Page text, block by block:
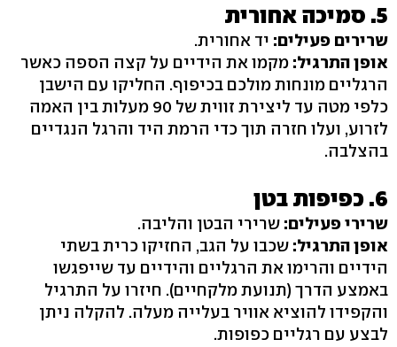
5. סמיכה אחורית
שרירים פעילים: יד אחורית.
אופן התרגיל: מקמו את הידיים על קצה הספה כאשר
הרגליים מונחות מולכם בכיפוף. החליקו עם הישבן
כלפי מטה עד ליצירת זווית של 90 מעלות בין האמה
לזרוע, ועלו חזרה תוך כדי הרמת היד והרגל הנגדיים
בהצלבה.
6. כפיפות בטן
שרירי פעילים: שרירי הבטן והליבה.
אופן התרגיל: שכבו על הגב, החזיקו כרית בשתי
הידיים והרימו את הרגליים והידיים עד שייפגשו
באמצע הדרך (תנועת מלקחיים). חיזרו על התרגיל
והקפידו להוציא אוויר בעלייה מעלה. להקלה ניתן
לבצע עם רגליים כפופות.